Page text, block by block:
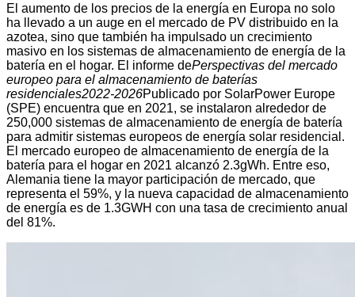
El aumento de los precios de la energía en Europa no solo
ha llevado a un auge en el mercado de PV distribuido en la
azotea, sino que también ha impulsado un crecimiento
masivo en los sistemas de almacenamiento de energía de la
batería en el hogar. El informe dePerspectivas del mercado
europeo para el almacenamiento de baterías
residenciales2022-2026Publicado por SolarPower Europe
(SPE) encuentra que en 2021, se instalaron alrededor de
250,000 sistemas de almacenamiento de energía de batería
para admitir sistemas europeos de energía solar residencial.
El mercado europeo de almacenamiento de energía de la
batería para el hogar en 2021 alcanzó 2.3gWh. Entre eso,
Alemania tiene la mayor participación de mercado, que
representa el 59%, y la nueva capacidad de almacenamiento
de energía es de 1.3GWH con una tasa de crecimiento anual
del 81%.